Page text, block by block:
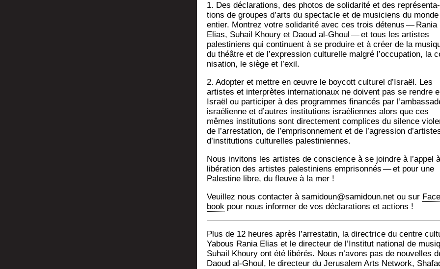
1. Des décla­ra­tions, des pho­tos de soli­da­ri­té et des repré­sen­ta­
tions de groupes d’arts du spec­tacle et de musi­ciens du monde
entier. Mon­trez votre soli­da­ri­té avec ces trois déte­nus — Rania
Elias, Suhail Khou­ry et Daoud al-Ghoul — et tous les artistes
pales­ti­niens qui conti­nuent à se pro­duire et à créer de la
du théâtre et de l’ex­pres­sion cultu­relle mal­gré l’oc­cu­pa­tion, la
ni­sa­tion, le siège et l’exil.
2. Adop­ter et mettre en œuvre le boy­cott cultu­rel d’Is­raël. Les
artistes et inter­prètes inter­na­tio­naux ne doivent pas se rendre
Israël ou par­ti­ci­per à des pro­grammes finan­cés par
israé­lienne et d’autres ins­ti­tu­tions israé­liennes alors que ces
mêmes ins­ti­tu­tions sont direc­te­ment com­plices du silence
de l’ar­res­ta­tion, de l’emprisonnement et de l’a­gres­sion
d’ins­ti­tu­tions cultu­relles palestiniennes.
Nous invi­tons les artistes de conscience à se joindre à l’ap­pel
libé­ra­tion des artistes pales­ti­niens empri­son­nés — et pour une
Pales­tine libre, du fleuve à la mer !
Veuillez nous contac­ter à samidoun@samidoun.net ou sur
bookpour nous infor­mer de vos décla­ra­tions et actions !
Plus de 12 heures après l’ar­res­ta­tin, la direc­trice du centre
Yabous Rania Elias et le direc­teur de l’Ins­ti­tut natio­nal de
Suhail Khou­ry ont été libé­rés. Nous n’a­vons pas de nou­velles
Daoud al-Ghoul, le direc­teur du Jeru­sa­lem Arts Net­work,